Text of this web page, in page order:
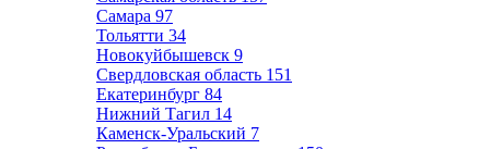
Самара 97
Тольятти 34
Новокуйбышевск 9
Свердловская область 151
Екатеринбург 84
Нижний Тагил 14
Каменск-Уральский 7